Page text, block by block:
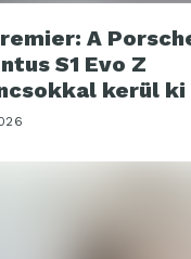
A
S1 Evo Z
kerül ki